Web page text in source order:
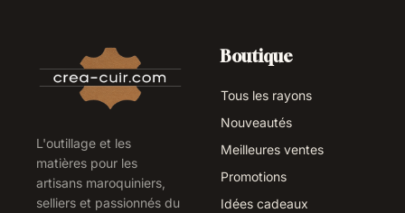
L'outillage et les
matières pour les
artisans maroquiniers,
selliers et passionnés du
Boutique
Tous les rayons
Nouveautés
Meilleures ventes
Promotions
Idées cadeaux